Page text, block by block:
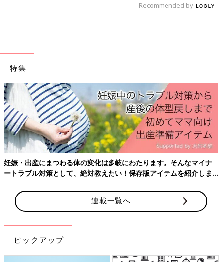
私の姉は保育士をしているのですが、姉と一緒にいるときにも、
まきさんは、すぐにかかりつけの小児科を受診します。
「じょーくんはかたまるような動きは、何回か繰り返していたの
で、その様子を動画で撮っていました。
かかりつけの小児科を受診して、その動画を見せたところ、1週
間後に脳波の検査をするから予約を取ってくださいと言われまし
た」（まきさん）
インターネットで調べてウエスト症候群を疑うよう
に
Recommended by
特集
妊娠・出産にまつわる体の変化は多岐にわたります。そんなマイナ
ートラブル対策として、絶対教えたい！保存版アイテムを紹介しま
連載一覧へ
ピックアップ